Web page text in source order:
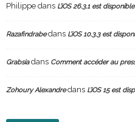
Philippe dans L’iOS 26.3.1 est
Razafindrabedans L’iOS 10.3.3 est
Grabsiadans Comment accéder au
Zohoury Alexandredans L’iOS 15 est